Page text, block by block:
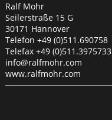
Ralf Mohr
Seilerstraße 15 G
30171 Hannover
Telefon +49 (0)511.690758
Telefax +49 (0)511.3975733
info@ralfmohr.com
www.ralfmohr.com